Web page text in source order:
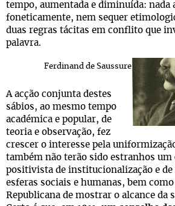
tempo, aumentada e diminuída: nada
foneticamente, nem sequer
duas regras tácitas em conflito que
palavra.
Ferdinand de Saussure
A acção conjunta destes
sábios, ao mesmo tempo
académica e popular, de
teoria e observação, fez
crescer o interesse pela
também não terão sido estranhos
positivista de institucionalização e de
esferas sociais e humanas, bem
Republicana de mostrar o alcance da